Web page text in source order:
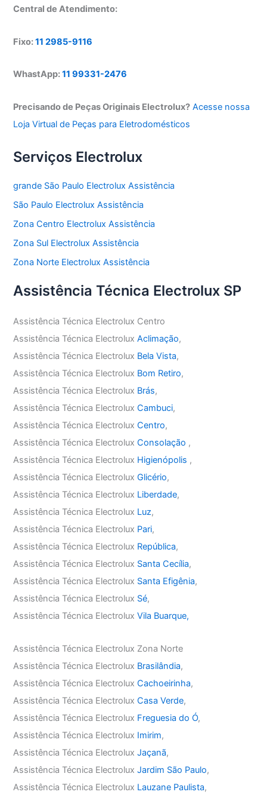
Central de Atendimento:
Fixo:11 2985-9116
WhastApp:11 99331-2476
Precisando de Peças Originais Electrolux? Acesse nossa
Loja Virtual de Peças para Eletrodomésticos
Serviços Electrolux
grande São Paulo Electrolux Assistência
São Paulo Electrolux Assistência
Zona Centro Electrolux Assistência
Zona Sul Electrolux Assistência
Zona Norte Electrolux Assistência
Assistência Técnica Electrolux SP
Assistência Técnica Electrolux Centro
Assistência Técnica ElectroluxAclimação,
Assistência Técnica Electrolux Bela Vista,
Assistência Técnica Electrolux Bom Retiro,
Assistência Técnica Electrolux Brás,
Assistência Técnica ElectroluxCambuci,
Assistência Técnica ElectroluxCentro,
Assistência Técnica ElectroluxConsolação ,
Assistência Técnica Electrolux Higienópolis ,
Assistência Técnica ElectroluxGlicério,
Assistência Técnica Electrolux Liberdade,
Assistência Técnica Electrolux Luz,
Assistência Técnica Electrolux Pari,
Assistência Técnica Electrolux República,
Assistência Técnica Electrolux Santa Cecília,
Assistência Técnica Electrolux Santa Efigênia,
Assistência Técnica Electrolux Sé,
Assistência Técnica ElectroluxVila Buarque,
Assistência Técnica Electrolux Zona Norte
Assistência Técnica Electrolux Brasilândia,
Assistência Técnica ElectroluxCachoeirinha,
Assistência Técnica ElectroluxCasa Verde,
Assistência Técnica Electrolux Freguesia do Ó,
Assistência Técnica Electrolux Imirim,
Assistência Técnica ElectroluxJaçanã,
Assistência Técnica ElectroluxJardim São Paulo,
Assistência Técnica Electrolux Lauzane Paulista,